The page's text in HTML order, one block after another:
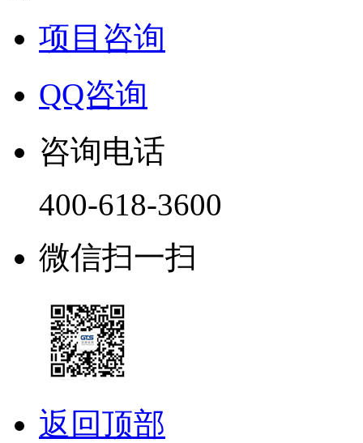
项目咨询
QQ咨询
咨询电话
400-618-3600
微信扫一扫
返回顶部